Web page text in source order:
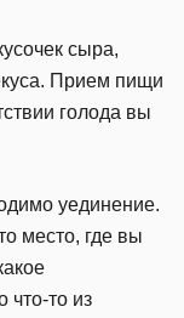
сыра,
Прием пищи
голода вы
уединение.
место, где вы
что-то из